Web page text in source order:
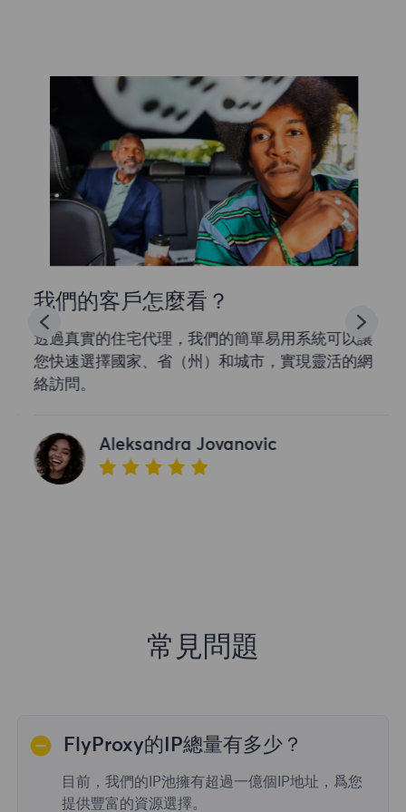
我們的客戶怎麼看？
透過真實的住宅代理，我們的簡單易用系統可以讓
您快速選擇國家、省（州）和城市，實現靈活的網
絡訪問。
Aleksandra Jovanovic
常見問題
FlyProxy的IP總量有多少？
目前，我們的IP池擁有超過一億個IP地址，爲您
提供豐富的資源選擇。